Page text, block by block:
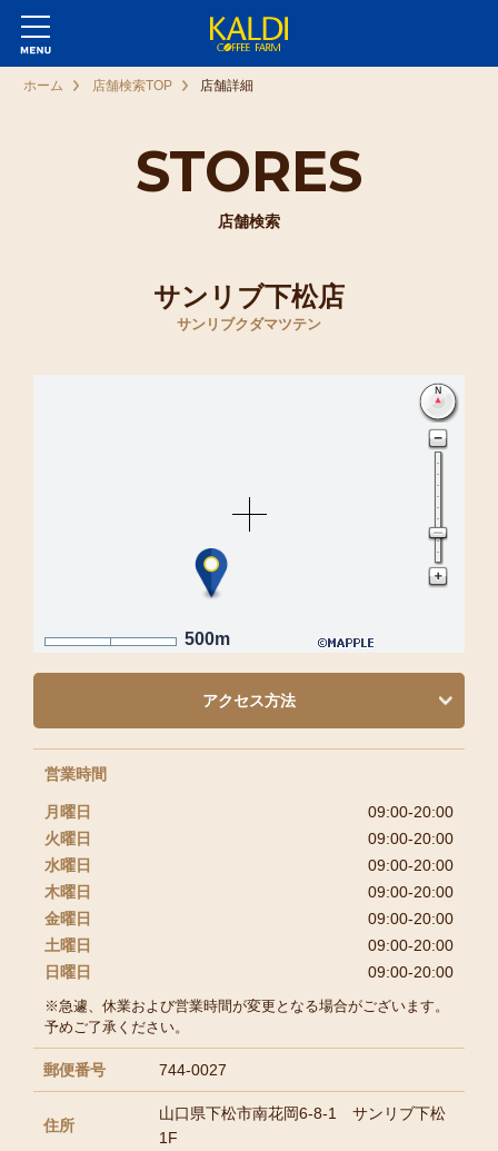
STORES
店舗検索
ホーム 店舗検索TOP 店舗詳細
サンリブ下松店
サンリブクダマツテン
500m
営業時間
月曜日
09:00-20:00
火曜日
09:00-20:00
水曜日
09:00-20:00
木曜日
09:00-20:00
金曜日
09:00-20:00
土曜日
09:00-20:00
日曜日
09:00-20:00
※急遽、休業および営業時間が変更となる場合がございます。
予めご了承ください。
郵便番号 744-0027
住所
山口県下松市南花岡6-8-1 サンリブ下松
1F
アクセス方法